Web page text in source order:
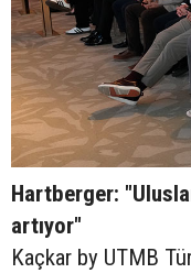
Hartberger:
artıyor"
Kaçkar by UTMB